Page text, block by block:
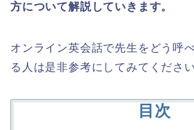
方について解説していきます。
オンライン英会話で先生をどう呼
る人は是非参考にしてみてください
目次